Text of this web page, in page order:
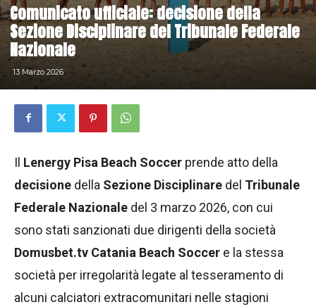
Comunicato ufficiale: decisione della
Sezione Disciplinare del Tribunale Federale
Nazionale
13 Marzo 2026
Il Lenergy Pisa Beach Soccer prende atto della
decisione della Sezione Disciplinare del Tribunale
Federale Nazionale del 3 marzo 2026, con cui
sono stati sanzionati due dirigenti della società
Domusbet.tv Catania Beach Soccer e la stessa
società per irregolarità legate al tesseramento di
alcuni calciatori extracomunitari nelle stagioni